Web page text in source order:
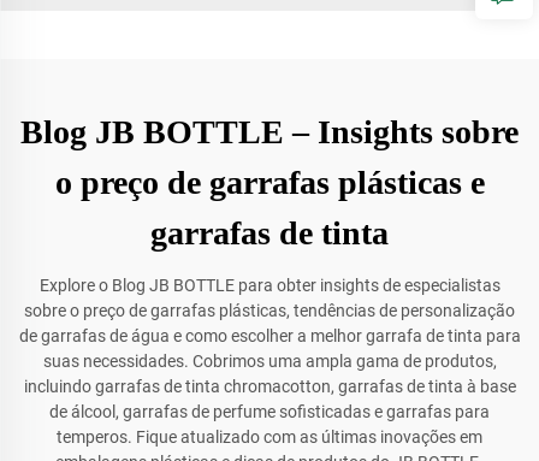
Blog JB BOTTLE – Insights sobre
o preço de garrafas plásticas e
garrafas de tinta
Explore o Blog JB BOTTLE para obter insights de especialistas
sobre o preço de garrafas plásticas, tendências de personalização
de garrafas de água e como escolher a melhor garrafa de tinta para
suas necessidades. Cobrimos uma ampla gama de produtos,
incluindo garrafas de tinta chromacotton, garrafas de tinta à base
de álcool, garrafas de perfume sofisticadas e garrafas para
temperos. Fique atualizado com as últimas inovações em